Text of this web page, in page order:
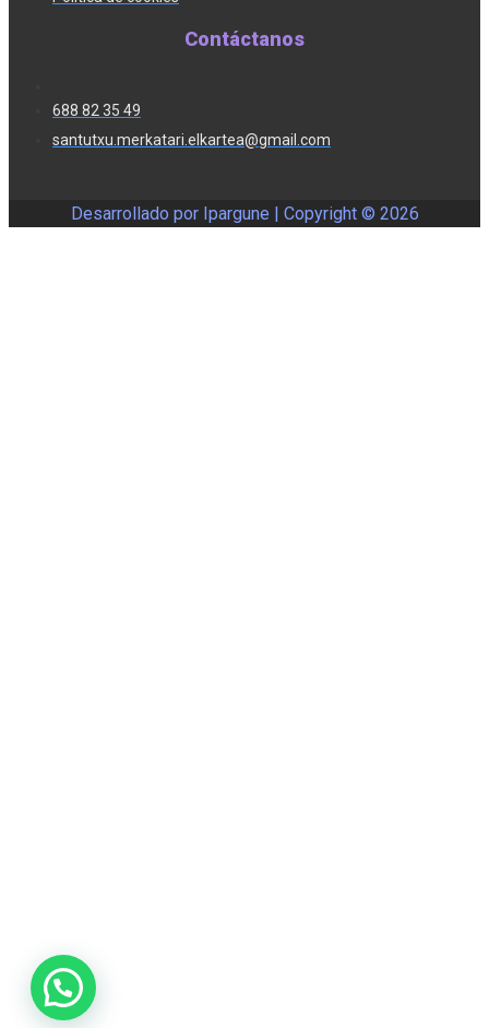
Contáctanos
688 82 35 49
santutxu.merkatari.elkartea@gmail.com
Desarrollado por Ipargune | Copyright © 2026